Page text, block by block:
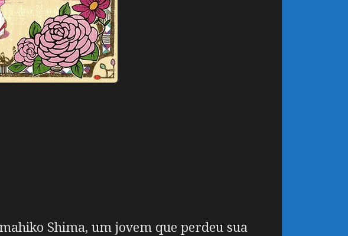
Shima, um jovem que perdeu sua